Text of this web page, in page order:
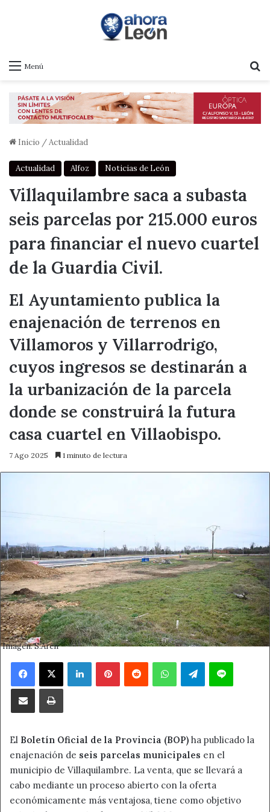
Menú
Inicio /Actualidad
Actualidad Alfoz Noticias de León
Villaquilambre saca a subasta
seis parcelas por 215.000 euros
para financiar el nuevo cuartel
de la Guardia Civil.
El Ayuntamiento publica la
enajenación de terrenos en
Villamoros y Villarrodrigo,
cuyos ingresos se destinarán a
la urbanización de la parcela
donde se construirá la futura
casa cuartel en Villaobispo.
7 Ago 2025 1 minuto de lectura
Imagen: S.Arén
Facebook
X LinkedInPinterestReddit WhatsAppTelegramLine
Compartir por correo electrónicoImprimir
El Boletín Oficial de la Provincia (BOP) ha publicado la
enajenación de seis parcelas municipales en el
municipio de Villaquilambre. La venta, que se llevará a
cabo mediante un proceso abierto con la oferta
económicamente más ventajosa, tiene como objetivo